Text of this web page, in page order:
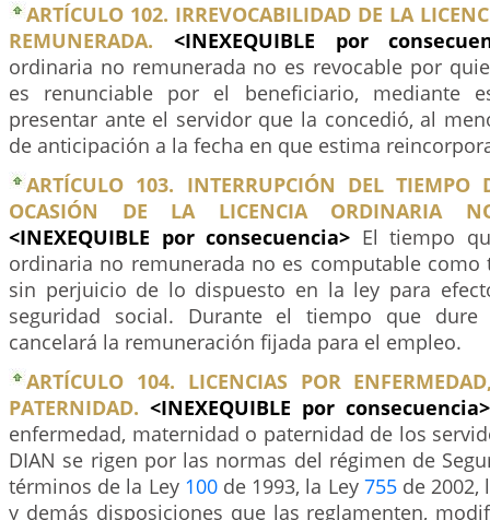
ARTÍCULO 102. IRREVOCABILIDAD DE LA
REMUNERADA.
<INEXEQUIBLE por
ordinaria no remunerada no es revocable por
es renunciable por el beneficiario, mediante
presentar ante el servidor que la concedió, al
de anticipación a la fecha en que estima
ARTÍCULO 103. INTERRUPCIÓN DEL TIEMPO
OCASIÓN DE LA LICENCIA ORDINARIA
<INEXEQUIBLE por consecuencia> El tiempo
ordinaria no remunerada no es computable como
sin perjuicio de lo dispuesto en la ley para
seguridad social. Durante el tiempo que
cancelará la remuneración fijada para el empleo.
ARTÍCULO 104. LICENCIAS POR
PATERNIDAD. <INEXEQUIBLE por
enfermedad, maternidad o paternidad de los
DIAN se rigen por las normas del régimen de
términos de la Ley 100de 1993, la Ley 755de 2002,
y demás disposiciones que las reglamenten,